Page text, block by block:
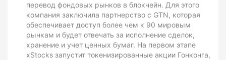
перевод фондовых рынков в блокчейн. Для этого
компания заключила партнерство с GTN, которая
обеспечивает доступ более чем к 90 мировым
рынкам и будет отвечать за исполнение сделок,
хранение и учет ценных бумаг. На первом этапе
xStocks запустит токенизированные акции Гонконга,